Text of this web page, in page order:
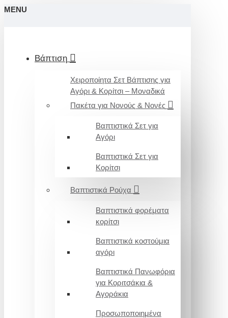
MENU
Βάπτιση
Χειροποίητα Σετ Βάπτισης για
Αγόρι & Κορίτσι – Μοναδικά
Πακέτα για Νονούς & Νονές
Βαπτιστικά Σετ για
Αγόρι
Βαπτιστικά Σετ για
Κορίτσι
Βαπτιστικά Ρούχα
Βαπτιστικά φορέματα
κορίτσι
Βαπτιστικά κοστούμια
αγόρι
Βαπτιστικά Πανωφόρια
για Κοριτσάκια &
Αγοράκια
Προσωποποιημένα